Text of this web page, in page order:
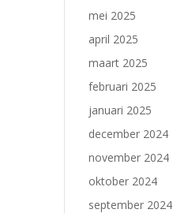
mei 2025
april 2025
maart 2025
februari 2025
januari 2025
december 2024
november 2024
oktober 2024
september 2024